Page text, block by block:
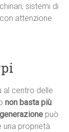
sistemi di
attenzione
al centro delle
non basta più.
può
una proprietà